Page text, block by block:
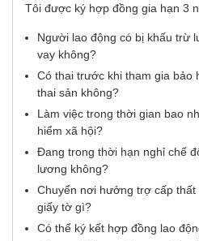
Tôi được ký hợp đồng gia hạn 3
Người lao động có bị khấu trừ
vay không?
Có thai trước khi tham gia bảo
thai sản không?
Làm việc trong thời gian bao
hiểm xã hội?
Đang trong thời hạn nghỉ chế
lương không?
Chuyển nơi hưởng trợ cấp
giấy tờ gì?
Có thể ký kết hợp đồng lao